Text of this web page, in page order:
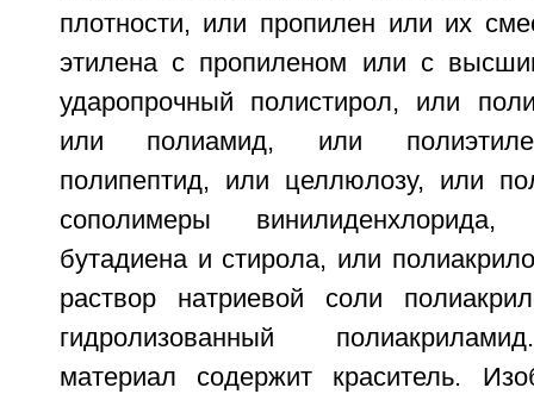
плотности, или пропилен или их
этилена с пропиленом или с
ударопрочный полистирол, или
или полиамид, или
полипептид, или целлюлозу, или
сополимеры
бутадиена и стирола, или
раствор натриевой соли
гидролизованный
материал содержит краситель.